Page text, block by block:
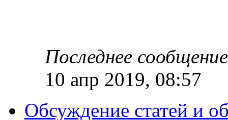
Последнее сообщение
10 апр 2019, 08:57
Обсуждение статей и